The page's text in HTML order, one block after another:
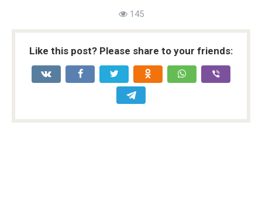
145
Like this post? Please share to your friends: